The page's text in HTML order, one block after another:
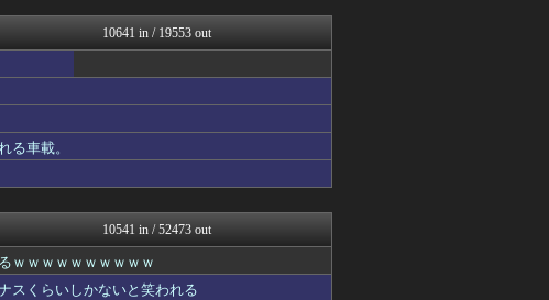
QQQ(海外の反応)
まとめCUP
NEWSまとめもりー｜2c...
BIPブログ
...
スコールちゃんねる｜２ちゃ...
おーるじゃんる
トレンドの通り道
...
おうち速報
ぶる速-VIP
コノユビニュース｜みんなの...
10641 in / 19553 out
る車載。
10541 in / 52473 out
ｗｗｗｗｗｗｗｗｗｗ
スくらいしかないと笑われる